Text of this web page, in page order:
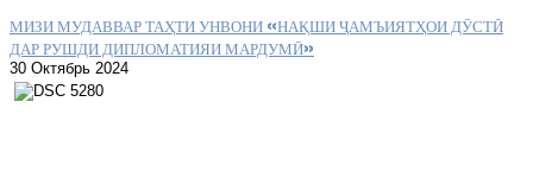
МИЗИ МУДАВВАР ТАҲТИ УНВОНИ «НАҚШИ ҶАМЪИЯТҲОИ ДӮСТӢ
ДАР РУШДИ ДИПЛОМАТИЯИ МАРДУМӢ»
30 Октябрь 2024